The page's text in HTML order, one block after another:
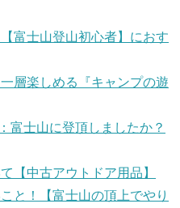
富士山登山初心者】におす
層楽しめる『キャンプの遊
富士山に登頂しましたか？
【中古アウトドア用品】
と！【富士山の頂上でやり